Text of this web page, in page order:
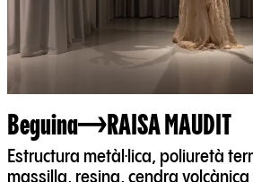
Beguina RAISA MAUDIT
Estructura metàl·lica, poliuretà
massilla, resina, cendra volcànica